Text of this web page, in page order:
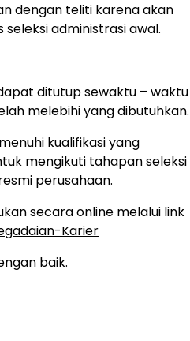
dengan teliti karena akan
administrasi awal.
ditutup sewaktu – waktu
melebihi yang dibutuhkan.
kualifikasi yang
mengikuti tahapan seleksi
perusahaan.
secara online melalui link
Karier
baik.